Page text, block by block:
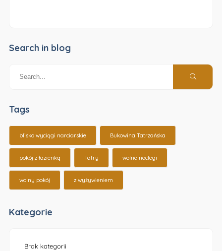
Search in blog
Tags
blisko wyciągi narciarskie Bukowina Tatrzańska
pokój z łazienką Tatry wolne noclegi
wolny pokój z wyżywieniem
Kategorie
Brak kategorii